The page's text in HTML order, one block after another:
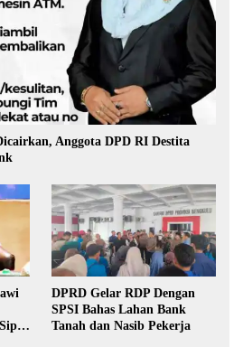
Anggota DPD RI Destita
DPRD Gelar RDP Dengan
SPSI Bahas Lahan Bank
Tanah dan Nasib Pekerja